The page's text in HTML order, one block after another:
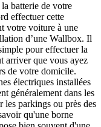
batterie de votre
effectuer cette
votre voiture à une
d’une Wallbox. Il
pour effectuer la
arriver que vous ayez
de votre domicile.
électriques installées
généralement dans les
les parkings ou près des
qu'une borne